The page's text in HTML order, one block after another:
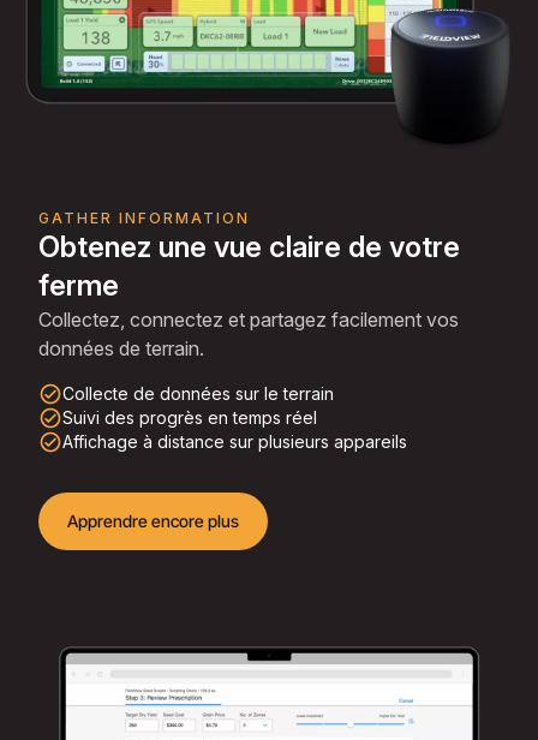
GATHER INFORMATION
Obtenez une vue claire de votre
ferme
Collectez, connectez et partagez facilement vos
données de terrain.
check_circle_outlineCollecte de données sur le terrain
check_circle_outlineSuivi des progrès en temps réel
check_circle_outlineAffichage à distance sur plusieurs appareils
Apprendre encore plus